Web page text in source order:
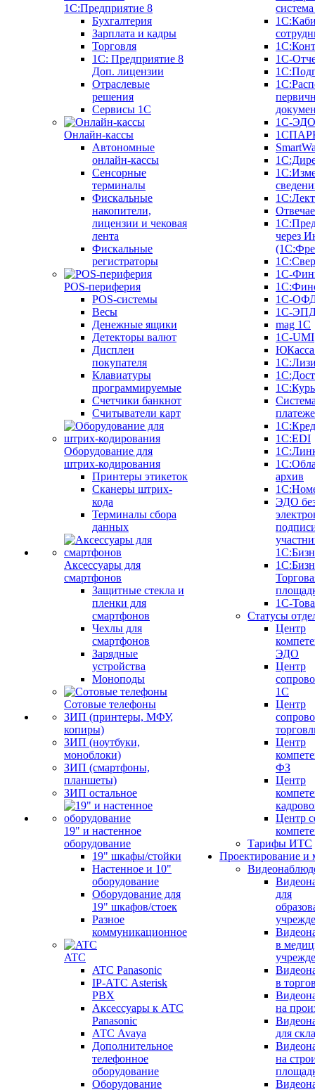
1С:Предприятие 8
Бухгалтерия
Зарплата и кадры
Торговля
1C: Предприятие 8
Доп. лицензии
Отраслевые
решения
Сервисы 1С
Онлайн-кассы
Автономные
онлайн-кассы
Сенсорные
терминалы
Фискальные
накопители,
лицензии и чековая
лента
Фискальные
регистраторы
POS-периферия
POS-системы
Весы
Денежные ящики
Детекторы валют
Дисплеи
покупателя
Клавиатуры
программируемые
Счетчики банкнот
Считыватели карт
Оборудование для
штрих-кодирования
Принтеры этикеток
Сканеры штрих-
кода
Терминалы сбора
данных
Аксессуары для
смартфонов
Защитные стекла и
пленки для
смартфонов
Чехлы для
смартфонов
Зарядные
устройства
Моноподы
Сотовые телефоны
ЗИП (принтеры, МФУ,
копиры)
ЗИП (ноутбуки,
моноблоки)
ЗИП (смартфоны,
планшеты)
ЗИП остальное
19" и настенное
оборудование
19" шкафы/стойки
Настенное и 10"
оборудование
Оборудование для
19" шкафов/стоек
Разное
коммуникационное
ATC
ATC Panasonic
IP-АТС Asterisk
PBX
Аксессуары к АТС
Panasonic
АТС Avaya
Дополнительное
телефонное
оборудование
Оборудование
1С-
1С-ЭДО
через
1С-
1С-
1С-
mag 1C
1C-UMI
1С:EDI
архив
ЭДО
1С-
Статусы
Центр
ЭДО
Центр
1С
Центр
Центр
ФЗ
Центр
Центр
Тарифы ИТС
Проектирование и
для
в
в
на
для
на